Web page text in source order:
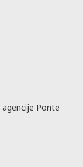
agencije Ponte